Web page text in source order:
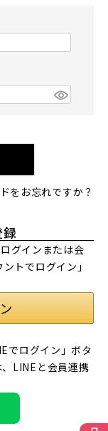
をお忘れですか？
グインまたは会
トでログイン」
でログイン」ボタ
LINEと会員連携